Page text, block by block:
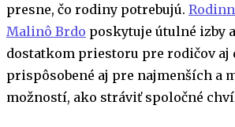
presne, čo rodiny potrebujú.
Malinô Brdo poskytuje útulné izby
dostatkom priestoru pre rodičov aj
prispôsobené aj pre najmenších a
možností, ako stráviť spoločné